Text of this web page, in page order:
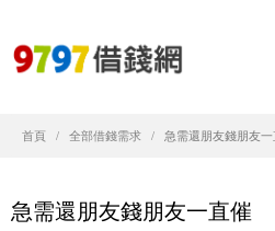
首頁 全部借錢需求 急需還朋友錢朋友
急需還朋友錢朋友一直催